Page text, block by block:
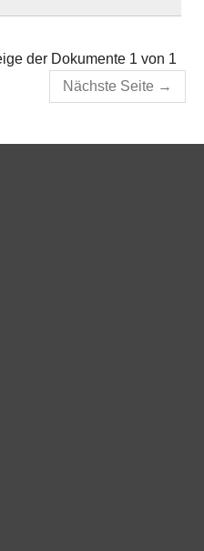
der Dokumente 1 von 1
Nächste Seite →